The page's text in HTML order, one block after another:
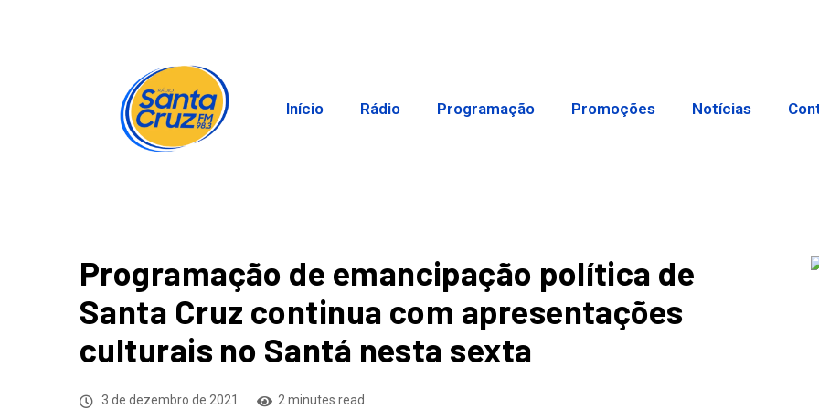
Início Rádio Programação Promoções Notícias
Programação de emancipação política de
Santa Cruz continua com apresentações
culturais no Santá nesta sexta
3 de dezembro de 2021 2 minutes read